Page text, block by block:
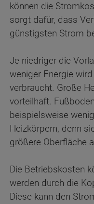
können die
sorgt dafür, dass
günstigsten Strom
Je niedriger die
weniger Energie
verbraucht. Große
vorteilhaft.
beispielsweise
Heizkörpern, denn
größere Oberfläche
Die Betriebskosten
werden durch die
Diese kann den